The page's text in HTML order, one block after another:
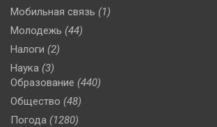
Мобильная связь (1)
Молодежь (44)
Налоги (2)
Наука (3)
Образование (440)
Общество (48)
Погода (1280)